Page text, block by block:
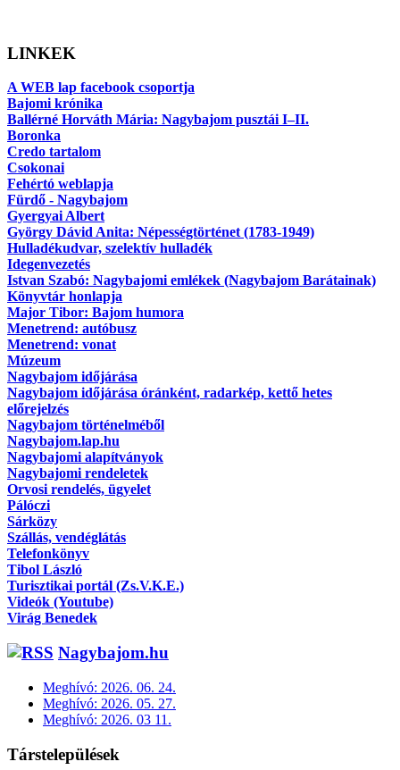
LINKEK
A WEB lap facebook csoportja
Bajomi krónika
Ballérné Horváth Mária: Nagybajom pusztái I–II.
Boronka
Credo tartalom
Csokonai
Fehértó weblapja
Fürdő - Nagybajom
Gyergyai Albert
György Dávid Anita: Népességtörténet (1783-1949)
Hulladékudvar, szelektív hulladék
Idegenvezetés
Istvan Szabó: Nagybajomi emlékek (Nagybajom Barátainak)
Könyvtár honlapja
Major Tibor: Bajom humora
Menetrend: autóbusz
Menetrend: vonat
Múzeum
Nagybajom időjárása
Nagybajom időjárása óránként, radarkép, kettő hetes
előrejelzés
Nagybajom történelméből
Nagybajom.lap.hu
Nagybajomi alapítványok
Nagybajomi rendeletek
Orvosi rendelés, ügyelet
Pálóczi
Sárközy
Szállás, vendéglátás
Telefonkönyv
Tibol László
Turisztikai portál (Zs.V.K.E.)
Videók (Youtube)
Virág Benedek
Nagybajom.hu
Meghívó: 2026. 06. 24.
Meghívó: 2026. 05. 27.
Meghívó: 2026. 03 11.
Társtelepülések